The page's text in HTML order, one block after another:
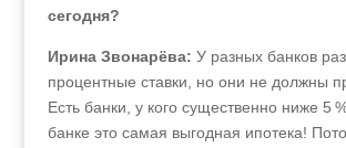
сегодня?
Ирина Звонарёва: У разных банков
процентные ставки, но они не должны
Есть банки, у кого существенно ниже 5
банке это самая выгодная ипотека!